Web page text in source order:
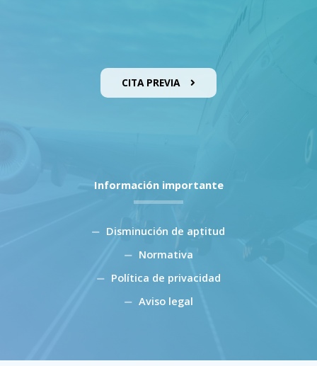
CITA PREVIA
Información importante
Disminución de aptitud
Normativa
Política de privacidad
Aviso legal